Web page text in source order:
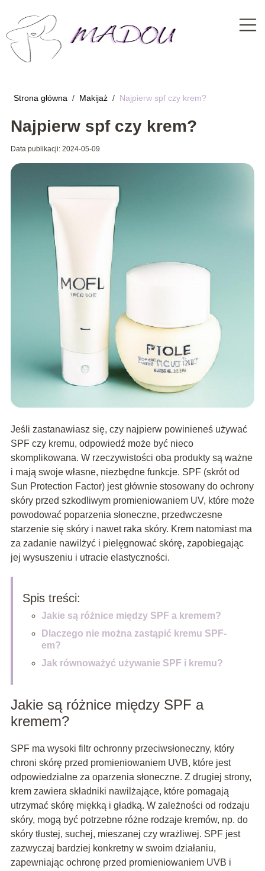
Strona główna / Makijaż / Najpierw spf czy krem?
Najpierw spf czy krem?
Data publikacji: 2024-05-09
Jeśli zastanawiasz się, czy najpierw powinieneś używać
SPF czy kremu, odpowiedź może być nieco
skomplikowana. W rzeczywistości oba produkty są ważne
i mają swoje własne, niezbędne funkcje. SPF (skrót od
Sun Protection Factor) jest głównie stosowany do ochrony
skóry przed szkodliwym promieniowaniem UV, które może
powodować poparzenia słoneczne, przedwczesne
starzenie się skóry i nawet raka skóry. Krem natomiast ma
za zadanie nawilżyć i pielęgnować skórę, zapobiegając
jej wysuszeniu i utracie elastyczności.
Spis treści:
Jakie są różnice między SPF a kremem?
Dlaczego nie można zastąpić kremu SPF-
em?
Jak równoważyć używanie SPF i kremu?
Jakie są różnice między SPF a
kremem?
SPF ma wysoki filtr ochronny przeciwsłoneczny, który
chroni skórę przed promieniowaniem UVB, które jest
odpowiedzialne za oparzenia słoneczne. Z drugiej strony,
krem zawiera składniki nawilżające, które pomagają
utrzymać skórę miękką i gładką. W zależności od rodzaju
skóry, mogą być potrzebne różne rodzaje kremów, np. do
skóry tłustej, suchej, mieszanej czy wrażliwej. SPF jest
zazwyczaj bardziej konkretny w swoim działaniu,
zapewniając ochronę przed promieniowaniem UVB i